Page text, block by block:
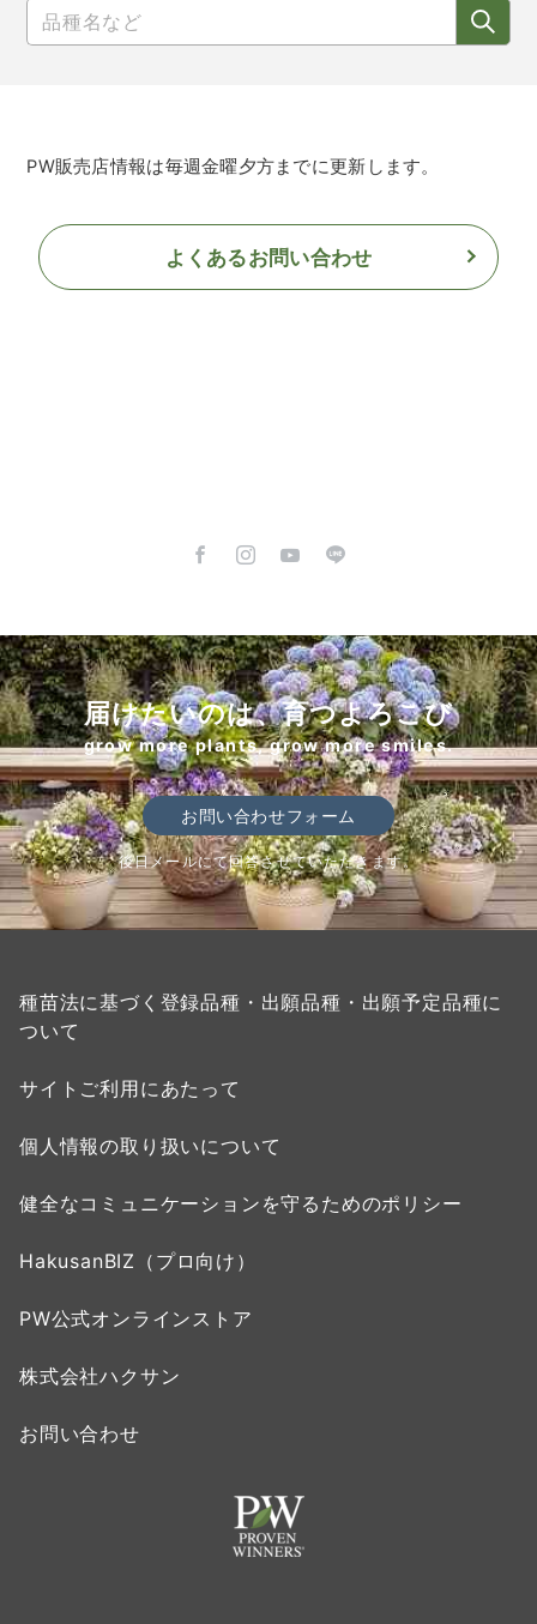
PW販売店情報は毎週金曜夕方までに更新します。
よくあるお問い合わせ
届けたいのは、育つよろこび
grow more plants, grow more smiles.
お問い合わせフォーム
後日メールにて回答させていただきます。
種苗法に基づく登録品種・出願品種・出願予定品種に
ついて
サイトご利用にあたって
個人情報の取り扱いについて
健全なコミュニケーションを守るためのポリシー
HakusanBIZ（プロ向け）
PW公式オンラインストア
株式会社ハクサン
お問い合わせ